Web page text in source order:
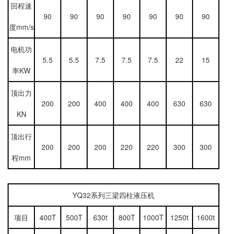
回程速
度mm/s
90 90 90 90 90 90 90
电机功
率KW
5.5 5.5 7.5 7.5 7.5 22 15
顶出力
KN
200 200 400 400 400 630 630
顶出行
程mm
200 200 200 220 220 300 300
YQ32系列三梁四柱液压机
项目 400T 500T 630t 800T 1000T 1250t 1600t